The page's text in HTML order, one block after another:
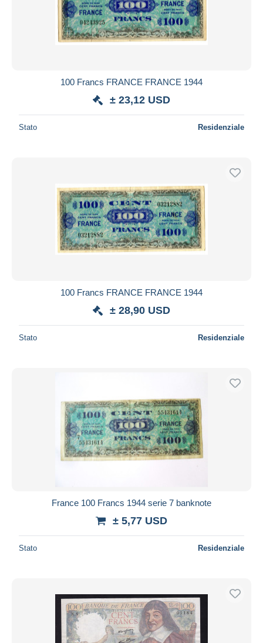
100 Francs FRANCE FRANCE 1944
± 23,12 USD
Stato Residenziale
100 Francs FRANCE FRANCE 1944
± 28,90 USD
Stato Residenziale
France 100 Francs 1944 serie 7 banknote
± 5,77 USD
Stato Residenziale